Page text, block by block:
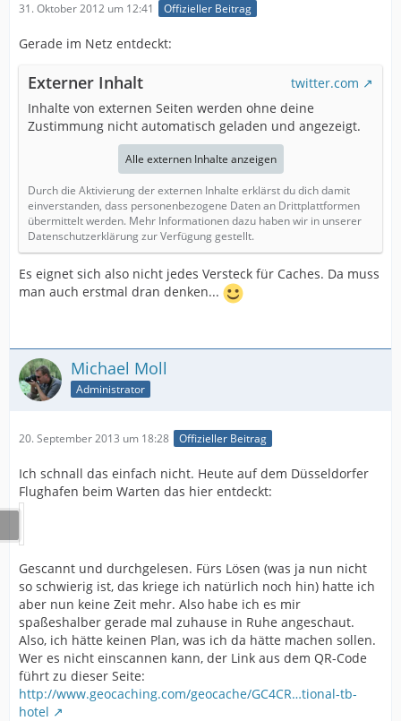
31. Oktober 2012 um 12:41 Offizieller Beitrag
Gerade im Netz entdeckt:
Externer Inhalt
twitter.com
Inhalte von externen Seiten werden ohne deine
Zustimmung nicht automatisch geladen und angezeigt.
Alle externen Inhalte anzeigen
Durch die Aktivierung der externen Inhalte erklärst du dich damit
einverstanden, dass personenbezogene Daten an Drittplattformen
übermittelt werden. Mehr Informationen dazu haben wir in unserer
Datenschutzerklärung zur Verfügung gestellt.
Es eignet sich also nicht jedes Versteck für Caches. Da muss
man auch erstmal dran denken...
Michael Moll
Administrator
20. September 2013 um 18:28 Offizieller Beitrag
Ich schnall das einfach nicht. Heute auf dem Düsseldorfer
Flughafen beim Warten das hier entdeckt:
Gescannt und durchgelesen. Fürs Lösen (was ja nun nicht
so schwierig ist, das kriege ich natürlich noch hin) hatte ich
aber nun keine Zeit mehr. Also habe ich es mir
spaßeshalber gerade mal zuhause in Ruhe angeschaut.
Also, ich hätte keinen Plan, was ich da hätte machen sollen.
Wer es nicht einscannen kann, der Link aus dem QR-Code
führt zu dieser Seite:
http://www.geocaching.com/geocache/GC4CR…tional-tb-
hotel